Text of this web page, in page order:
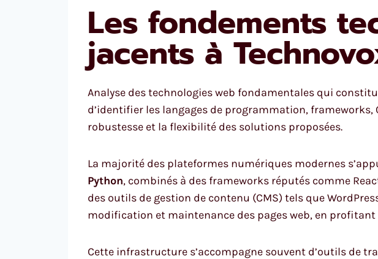
Les fondements
jacents à
Analyse des technologies web fondamentales qui
d’identifier les langages de programmation,
robustesse et la flexibilité des solutions proposées.
La majorité des plateformes numériques modernes
Python, combinés à des frameworks réputés comme
des outils de gestion de contenu (CMS) tels que
modification et maintenance des pages web, en profitant
Cette infrastructure s’accompagne souvent d’outils de